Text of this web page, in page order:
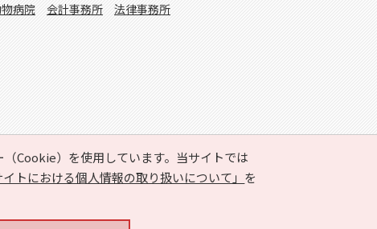
Cookie）を使用しています。当サイトでは
イトにおける個人情報の取り扱いについて」 を
病院 会計事務所 法律事務所